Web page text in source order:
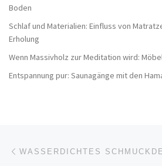
Boden
Schlaf und Materialien: Einfluss von
Erholung
Wenn Massivholz zur Meditation wird:
Entspannung pur: Saunagänge mit den
Beitragsnavigation